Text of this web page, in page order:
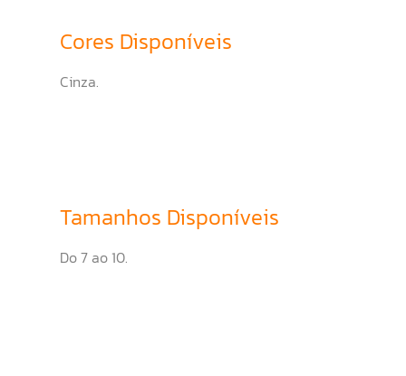
Cores Disponíveis
Cinza.
Tamanhos Disponíveis
Do 7 ao 10.